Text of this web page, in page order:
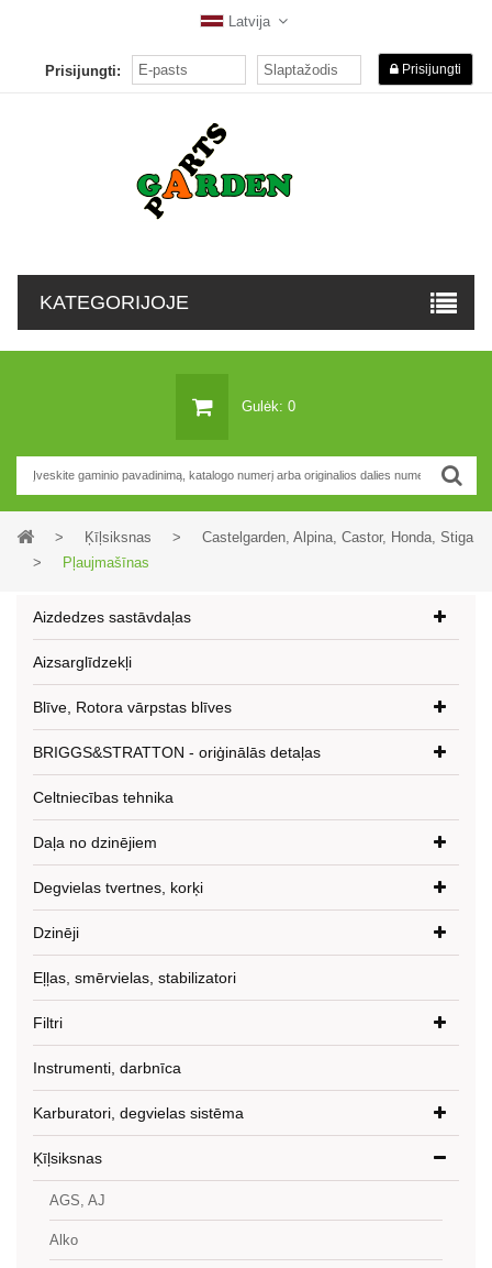
Latvija
Prisijungti: Prisijungti
KATEGORIJOJE
Gulėk: 0
> Ķīļsiksnas >
Castelgarden, Alpina, Castor, Honda, Stiga
>
Pļaujmašīnas
Aizdedzes sastāvdaļas
Aizsarglīdzekļi
Blīve, Rotora vārpstas blīves
BRIGGS&STRATTON - oriģinālās detaļas
Celtniecības tehnika
Daļa no dzinējiem
Degvielas tvertnes, korķi
Dzinēji
Eļļas, smērvielas, stabilizatori
Filtri
Instrumenti, darbnīca
Karburatori, degvielas sistēma
Ķīļsiksnas
AGS, AJ
Alko